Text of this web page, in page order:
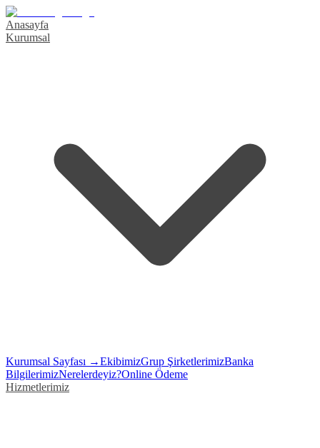
Anasayfa
Kurumsal
Kurumsal Sayfası →EkibimizGrup ŞirketlerimizBanka
BilgilerimizNerelerdeyiz?Online Ödeme
Hizmetlerimiz